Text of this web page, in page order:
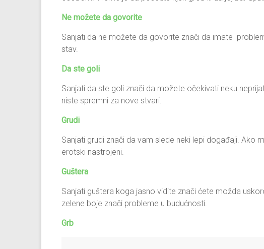
Ne možete da govorite
Sanjati da ne možete da govorite znači da imate
stav.
Da ste goli
Sanjati da ste goli znači da možete očekivati neku
niste spremni za nove stvari.
Grudi
Sanjati grudi znači da vam slede neki lepi događaji. Ako
erotski nastrojeni.
Guštera
Sanjati guštera koga jasno vidite znači ćete možda
zelene boje znači probleme u budućnosti.
Grb